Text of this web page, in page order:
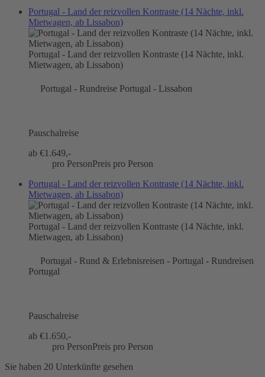
Portugal - Land der reizvollen Kontraste (14 Nächte, inkl.
Mietwagen, ab Lissabon)
Portugal - Land der reizvollen Kontraste (14 Nächte, inkl.
Mietwagen, ab Lissabon)
Portugal - Rundreise Portugal - Lissabon
Pauschalreise
ab €1.649,-
pro PersonPreis pro Person
Portugal - Land der reizvollen Kontraste (14 Nächte, inkl.
Mietwagen, ab Lissabon)
Portugal - Land der reizvollen Kontraste (14 Nächte, inkl.
Mietwagen, ab Lissabon)
Portugal - Rund & Erlebnisreisen - Portugal - Rundreisen
Portugal
Pauschalreise
ab €1.650,-
pro PersonPreis pro Person
Sie haben 20 Unterkünfte gesehen